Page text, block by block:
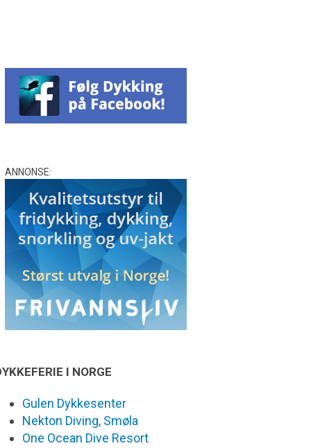
ANNONSE:
I NORGE
Gulen Dykkesenter
Nekton Diving, Smøla
One Ocean Dive Resort